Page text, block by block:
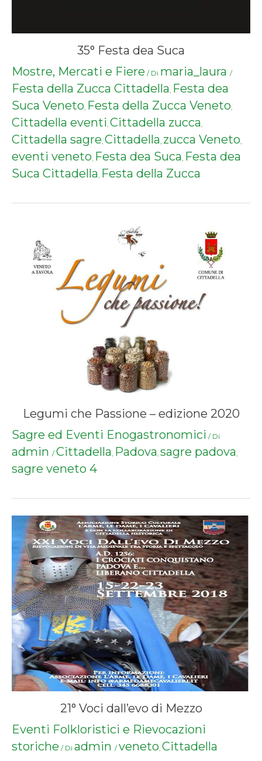
35° Festa dea Suca
Mostre, Mercati e Fiere / Di maria_laura /
Festa della Zucca Cittadella, Festa dea
Suca Veneto, Festa della Zucca Veneto,
Cittadella eventi, Cittadella zucca,
Cittadella sagre, Cittadella, zucca Veneto,
eventi veneto, Festa dea Suca, Festa dea
Suca Cittadella, Festa della Zucca
Legumi che Passione – edizione 2020
Sagre ed Eventi Enogastronomici / Di
admin /Cittadella, Padova, sagre padova,
sagre veneto 4
21° Voci dall’evo di Mezzo
Eventi Folkloristici e Rievocazioni
storiche / Di admin / veneto, Cittadella